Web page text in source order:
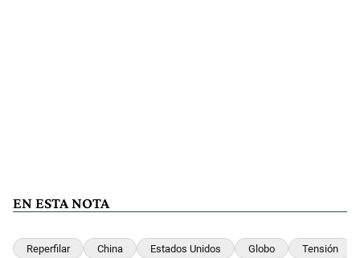
EN ESTA NOTA
Reperfilar China Estados Unidos Globo Tensión